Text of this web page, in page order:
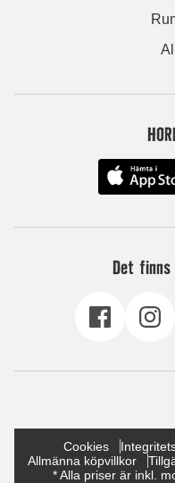
Det
Cookies
Allmänna köpvillkor
* Alla priser är inkl.